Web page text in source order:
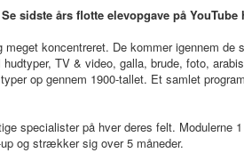
Se sidste års flotte elevopgave på YouTube
koncentreret. De kommer igennem de
TV & video, galla, brude, foto,
op gennem 1900-tallet. Et samlet
specialister på hver deres felt. Modulerne
og strækker sig over 5 måneder.